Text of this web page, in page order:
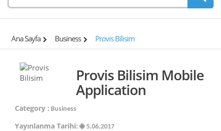
Ana Sayfa Business Provis Bilisim
Provis Bilisim Mobile
Application
Category : Business
Yayınlanma Tarihi: 5.06.2017